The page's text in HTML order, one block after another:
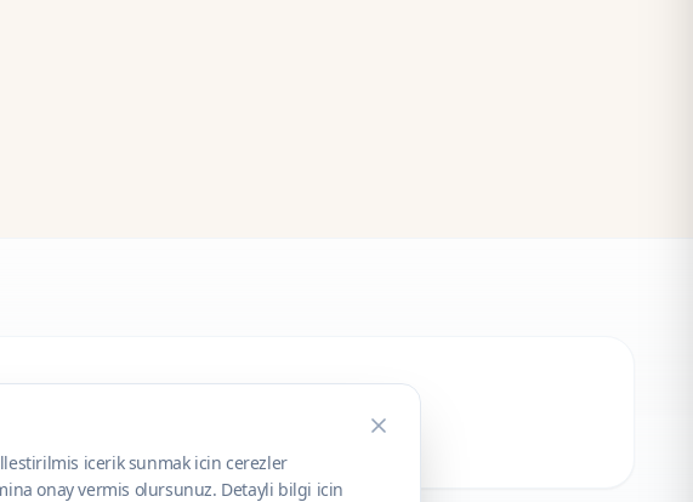
icerik sunmak icin cerezler
onay vermis olursunuz. Detayli bilgi icin